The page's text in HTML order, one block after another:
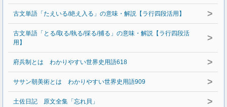
古文単語「たえいる/絶え入る」の意味・解説【ラ行四段活用】 >
古文単語「とる/取る/執る/採る/捕る」の意味・解説【ラ行四段活
用】
>
府兵制とは わかりやすい世界史用語618 >
ササン朝美術とは わかりやすい世界史用語909 >
土佐日記 原文全集「忘れ貝」 >